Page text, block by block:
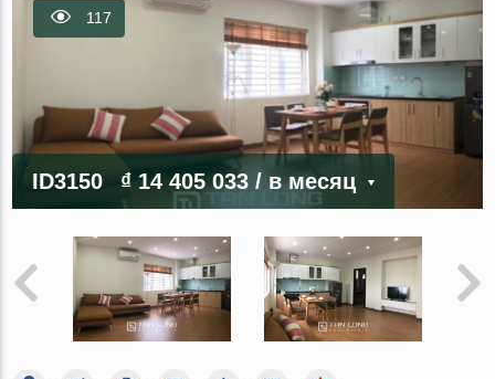
117
ID3150 ₫ 14 405 033/ в месяц